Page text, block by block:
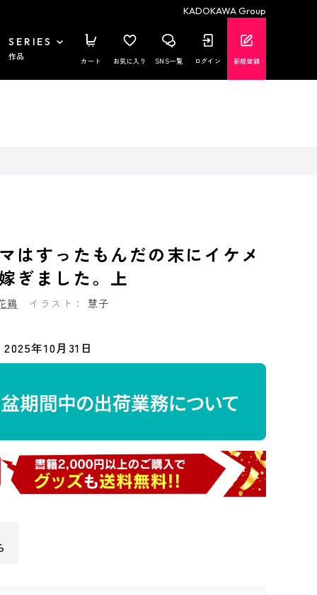
KADOKAWA Group
SERIES
作品 カート お気に入り SNS一覧 ログイン 新規登録
はすったもんだの末にイケメ
ぎました。上
鶏 イラスト： 慧子
2025年10月31日